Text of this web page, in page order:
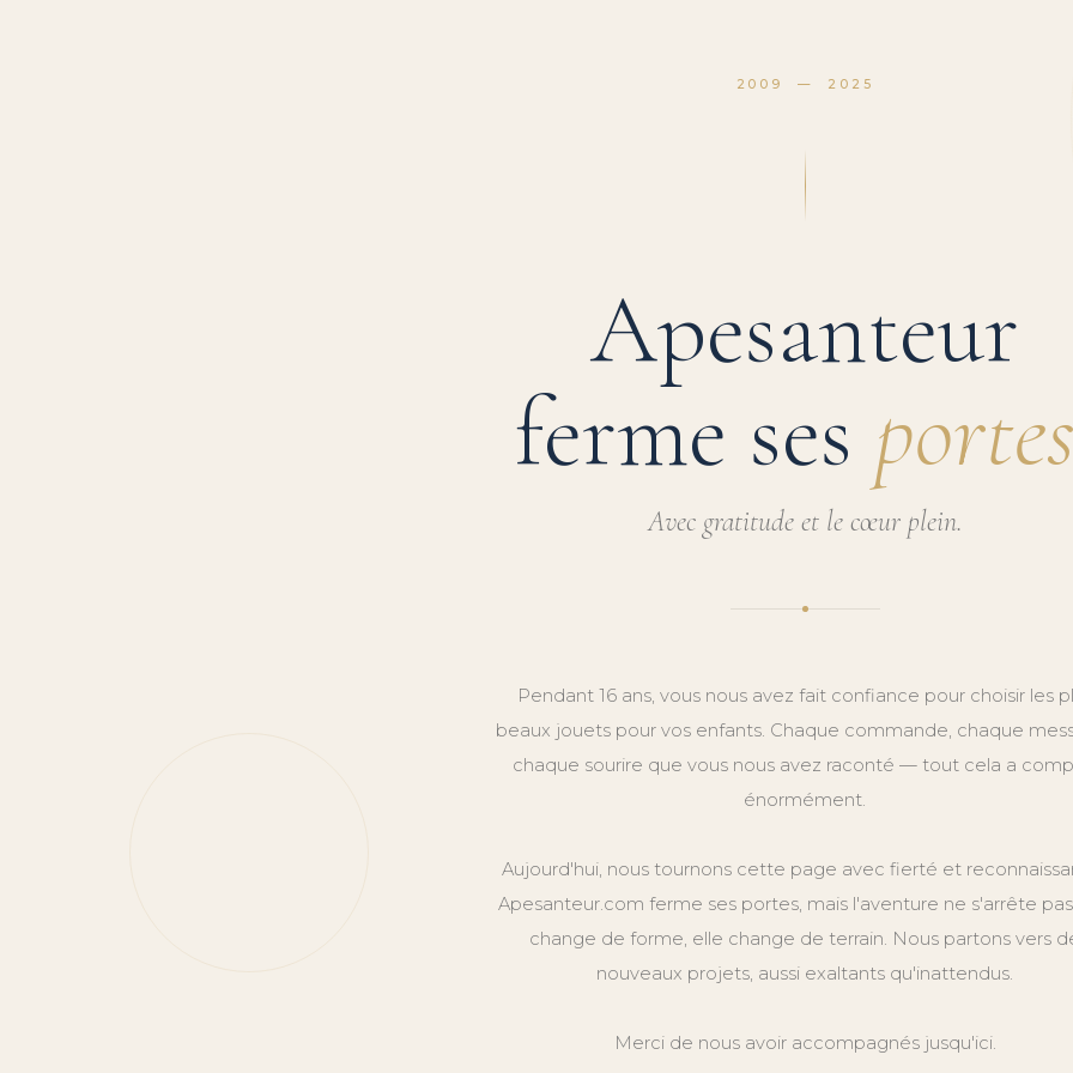
2009 — 2025
Apesanteur
ferme ses
Avec gratitude et le cœur plein.
Pendant 16 ans, vous nous avez fait confiance pour choisir les
beaux jouets pour vos enfants. Chaque commande, chaque
chaque sourire que vous nous avez raconté — tout cela a
énormément.
Aujourd'hui, nous tournons cette page avec fierté et
Apesanteur.com ferme ses portes, mais l'aventure ne s'arrête
change de forme, elle change de terrain. Nous partons vers
nouveaux projets, aussi exaltants qu'inattendus.
Merci de nous avoir accompagnés jusqu'ici.